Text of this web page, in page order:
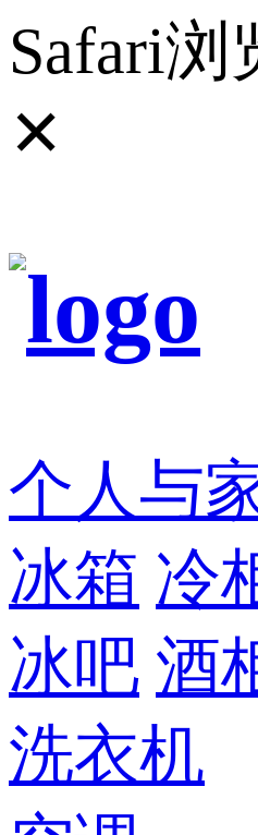
Safari浏
✕
个人与
冰箱 冷
冰吧 酒
洗衣机